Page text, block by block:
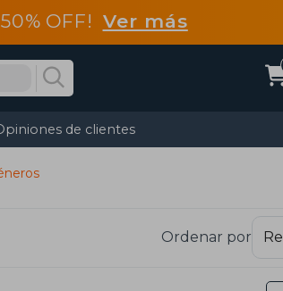
OFF! Ver más
de clientes
Ordenar por